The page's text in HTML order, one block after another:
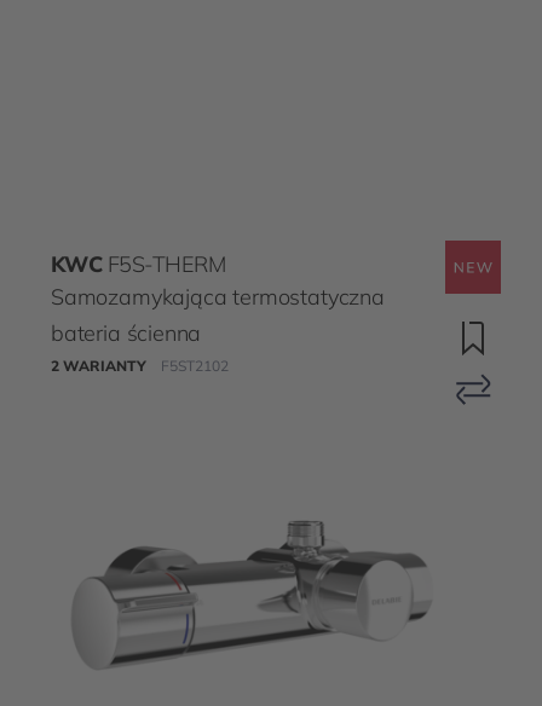
KWC F5S-THERM
Samozamykająca termostatyczna
bateria ścienna
2 WARIANTY F5ST2102